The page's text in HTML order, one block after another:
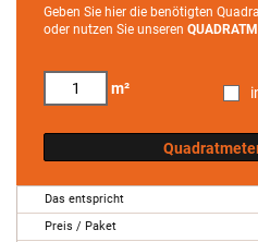
Geben Sie hier die benötigten
oder nutzen Sie unseren
m²
Das entspricht
Preis / Paket